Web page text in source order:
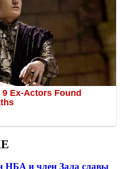
НБА и член Зала славы